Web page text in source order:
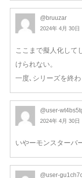
@bruuzar
2024年 4月 30日
ここまで擬人化して
けられない。
一度､シリーズを終
@user-
2024年 4月 30日
いやーモンスターバ
@user-